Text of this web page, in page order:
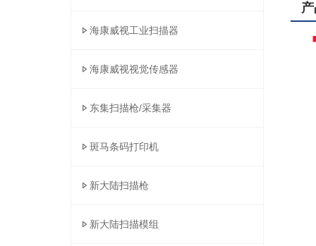
海康威视工业扫描器
海康威视视觉传感器
东集扫描枪/采集器
斑马条码打印机
新大陆扫描枪
新大陆扫描模组